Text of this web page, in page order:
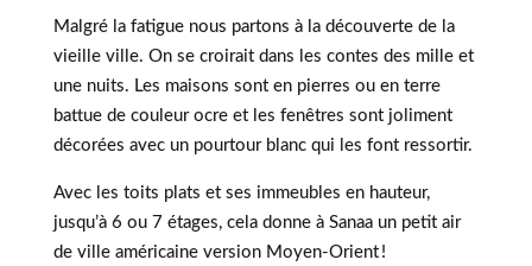
Malgré la fatigue nous partons à la découverte de la
vieille ville. On se croirait dans les contes des mille et
une nuits. Les maisons sont en pierres ou en terre
battue de couleur ocre et les fenêtres sont joliment
décorées avec un pourtour blanc qui les font ressortir.
Avec les toits plats et ses immeubles en hauteur,
jusqu’à 6 ou 7 étages, cela donne à Sanaa un petit air
de ville américaine version Moyen-Orient !